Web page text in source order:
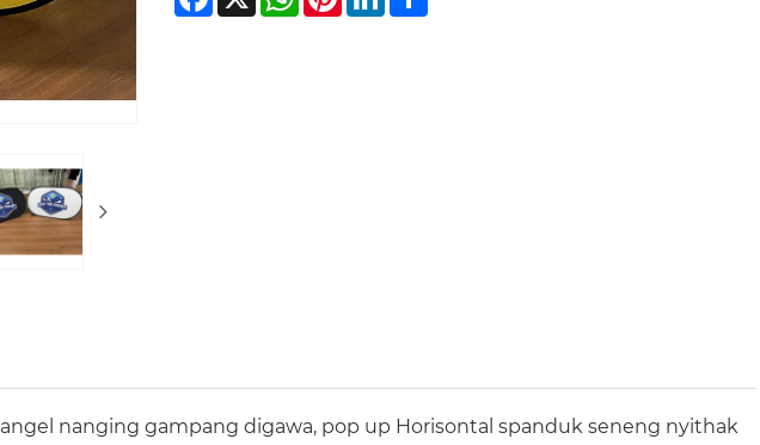
nanging gampang digawa, pop up Horisontal spanduk seneng nyithak